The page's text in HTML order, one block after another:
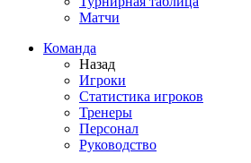
Матчи
Команда
Назад
Игроки
Статистика игроков
Тренеры
Персонал
Руководство